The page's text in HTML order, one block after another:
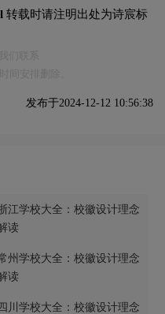
转载时请注明出处为诗宸标
发布于2024-12-12 10:56:38
江学校大全：校徽设计理念
读
州学校大全：校徽设计理念
读
川学校大全：校徽设计理念